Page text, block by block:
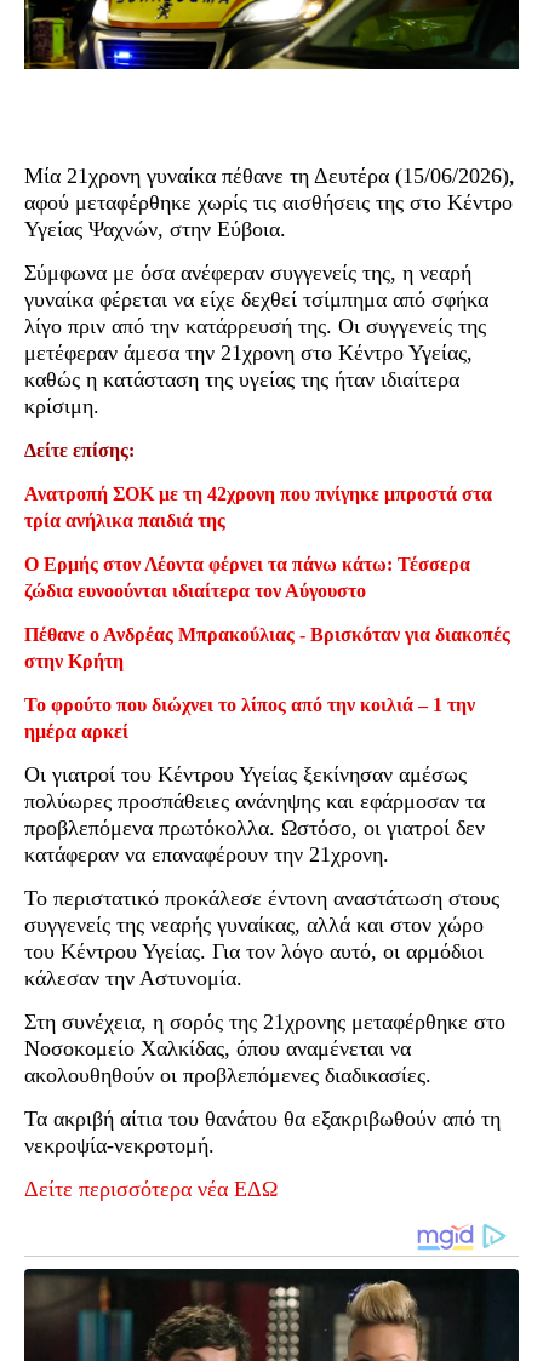
Μία 21χρονη γυναίκα πέθανε τη Δευτέρα (15/06/2026),
αφού μεταφέρθηκε χωρίς τις αισθήσεις της στο Κέντρο
Υγείας Ψαχνών, στην Εύβοια.
Σύμφωνα με όσα ανέφεραν συγγενείς της, η νεαρή
γυναίκα φέρεται να είχε δεχθεί τσίμπημα από σφήκα
λίγο πριν από την κατάρρευσή της. Οι συγγενείς της
μετέφεραν άμεσα την 21χρονη στο Κέντρο Υγείας,
καθώς η κατάσταση της υγείας της ήταν ιδιαίτερα
κρίσιμη.
Δείτε επίσης:
Ανατροπή ΣΟΚ με τη 42χρονη που πνίγηκε μπροστά στα
τρία ανήλικα παιδιά της
Ο Ερμής στον Λέοντα φέρνει τα πάνω κάτω: Τέσσερα
ζώδια ευνοούνται ιδιαίτερα τον Αύγουστο
Πέθανε ο Ανδρέας Μπρακούλιας - Βρισκόταν για διακοπές
στην Κρήτη
Το φρούτο που διώχνει το λίπος από την κοιλιά – 1 την
ημέρα αρκεί
Οι γιατροί του Κέντρου Υγείας ξεκίνησαν αμέσως
πολύωρες προσπάθειες ανάνηψης και εφάρμοσαν τα
προβλεπόμενα πρωτόκολλα. Ωστόσο, οι γιατροί δεν
κατάφεραν να επαναφέρουν την 21χρονη.
Το περιστατικό προκάλεσε έντονη αναστάτωση στους
συγγενείς της νεαρής γυναίκας, αλλά και στον χώρο
του Κέντρου Υγείας. Για τον λόγο αυτό, οι αρμόδιοι
κάλεσαν την Αστυνομία.
Στη συνέχεια, η σορός της 21χρονης μεταφέρθηκε στο
Νοσοκομείο Χαλκίδας, όπου αναμένεται να
ακολουθηθούν οι προβλεπόμενες διαδικασίες.
Τα ακριβή αίτια του θανάτου θα εξακριβωθούν από τη
νεκροψία-νεκροτομή.
Δείτε περισσότερα νέα ΕΔΩ